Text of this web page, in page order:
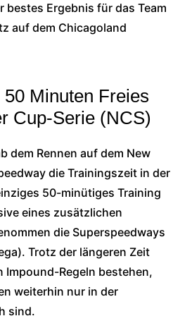
bestes Ergebnis für das Team
auf dem Chicagoland
Minuten Freies
Cup-Serie (NCS)
dem Rennen auf dem New
die Trainingszeit in der
50-minütiges Training
eines zusätzlichen
die Superspeedways
Trotz der längeren Zeit
Impound-Regeln bestehen,
weiterhin nur in der
sind.